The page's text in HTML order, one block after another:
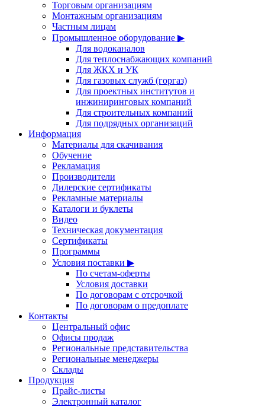
Торговым организациям
Монтажным организациям
Частным лицам
Промышленное оборудование ▶
Для водоканалов
Для теплоснабжающих компаний
Для ЖКХ и УК
Для газовых служб (горгаз)
Для проектных институтов и
инжиниринговых компаний
Для строительных компаний
Для подрядных организаций
Информация
Материалы для скачивания
Обучение
Рекламация
Производители
Дилерские сертификаты
Рекламные материалы
Каталоги и буклеты
Видео
Техническая документация
Сертификаты
Программы
Условия поставки ▶
По счетам-оферты
Условия доставки
По договорам с отсрочкой
По договорам о предоплате
Контакты
Центральный офис
Офисы продаж
Региональные представительства
Региональные менеджеры
Склады
Продукция
Прайс-листы
Электронный каталог